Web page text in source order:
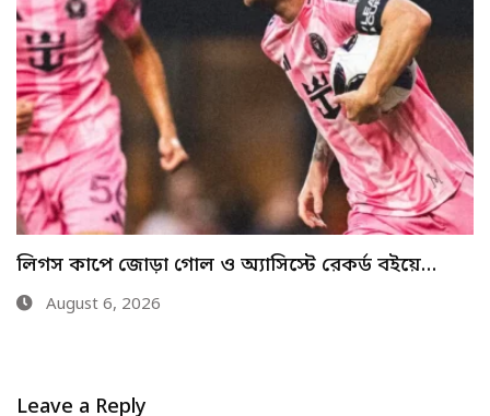
২৩ বছরের অপেক্ষার অবসান: অস্ট্রেলিয়ার মাটিতে টেস্ট
খেলতে…
Leave a Reply